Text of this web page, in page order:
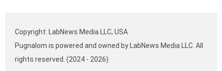
Copyright: LabNews Media LLC, USA
Pugnalom is powered and owned by LabNews Media LLC. All
rights reserved. (2024 - 2026)